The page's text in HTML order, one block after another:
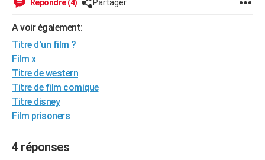
Forum
Aménagement intérieur
Extérieur
Cuisine
Salle de bains
Jardinage
Rangement
WEEK-END
Guides de France
Escapades
Patrimoine
Expositions
Musées
Week-end nature
+LIFESTYLE
Art de vivre
Bien-être
Loisirs
Mode
Modes de vie
SANTE
Alimentation
Guide de la santé
Maladies
Médicaments
Sommeil
VOYAGE
Destinations
City break
Voyage nature
Voyage de noces
Forum
Climat
+PHOTO
BONS PLANS
Répondre (4) Partager
A voir également:
Titre d'un film ?
Film x
Titre de western
Titre de film comique
Titre disney
Film prisoners
4 réponses